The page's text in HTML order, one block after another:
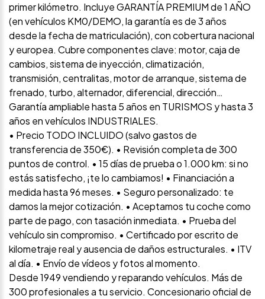
primer kilómetro. Incluye GARANTÍA PREMIUM de 1 AÑO
(en vehículos KM0/DEMO, la garantía es de 3 años
desde la fecha de matriculación), con cobertura nacional
y europea. Cubre componentes clave: motor, caja de
cambios, sistema de inyección, climatización,
transmisión, centralitas, motor de arranque, sistema de
frenado, turbo, alternador, diferencial, dirección…
Garantía ampliable hasta 5 años en TURISMOS y hasta 3
años en vehículos INDUSTRIALES.
• Precio TODO INCLUIDO (salvo gastos de
transferencia de 350€). • Revisión completa de 300
puntos de control. • 15 días de prueba o 1.000 km: si no
estás satisfecho, ¡te lo cambiamos! • Financiación a
medida hasta 96 meses. • Seguro personalizado: te
damos la mejor cotización. • Aceptamos tu coche como
parte de pago, con tasación inmediata. • Prueba del
vehículo sin compromiso. • Certificado por escrito de
kilometraje real y ausencia de daños estructurales. • ITV
al día. • Envío de vídeos y fotos al momento.
Desde 1949 vendiendo y reparando vehículos. Más de
300 profesionales a tu servicio. Concesionario oficial de